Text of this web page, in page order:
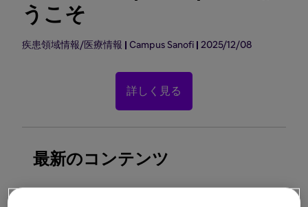
うこそ
疾患領域情報/医療情報 Campus Sanofi 2025/12/08
詳しく見る
最新のコンテンツ